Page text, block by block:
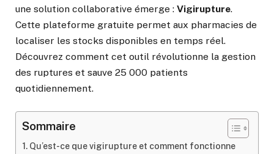
une solution collaborative émerge : Vigirupture.
Cette plateforme gratuite permet aux pharmacies de
localiser les stocks disponibles en temps réel.
Découvrez comment cet outil révolutionne la gestion
des ruptures et sauve 25 000 patients
quotidiennement.
Sommaire
Qu’est-ce que vigirupture et comment fonctionne